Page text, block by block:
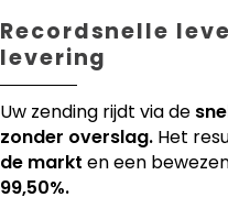
Recordsnelle
levering
Uw zending rijdt via de
zonder overslag. Het
de markt en een
99,50%.